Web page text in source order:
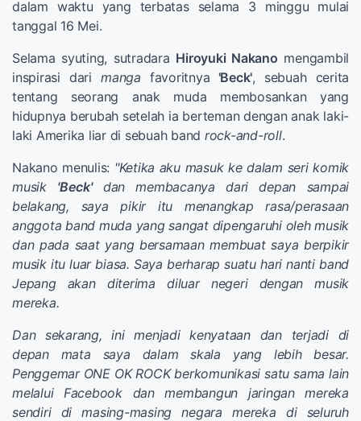
dalam waktu yang terbatas selama 3 minggu mulai
tanggal 16 Mei.
Selama syuting, sutradara Hiroyuki Nakano mengambil
inspirasi dari manga favoritnya 'Beck', sebuah cerita
tentang seorang anak muda membosankan yang
hidupnya berubah setelah ia berteman dengan anak laki-
laki Amerika liar di sebuah band rock-and-roll.
Nakano menulis: "Ketika aku masuk ke dalam seri komik
musik 'Beck'dan membacanya dari depan sampai
belakang, saya pikir itu menangkap rasa/perasaan
anggota band muda yang sangat dipengaruhi oleh musik
dan pada saat yang bersamaan membuat saya berpikir
musik itu luar biasa. Saya berharap suatu hari nanti band
Jepang akan diterima diluar negeri dengan musik
mereka.
Dan sekarang, ini menjadi kenyataan dan terjadi di
depan mata saya dalam skala yang lebih besar.
Penggemar ONE OK ROCK berkomunikasi satu sama lain
melalui Facebook dan membangun jaringan mereka
sendiri di masing-masing negara mereka di seluruh